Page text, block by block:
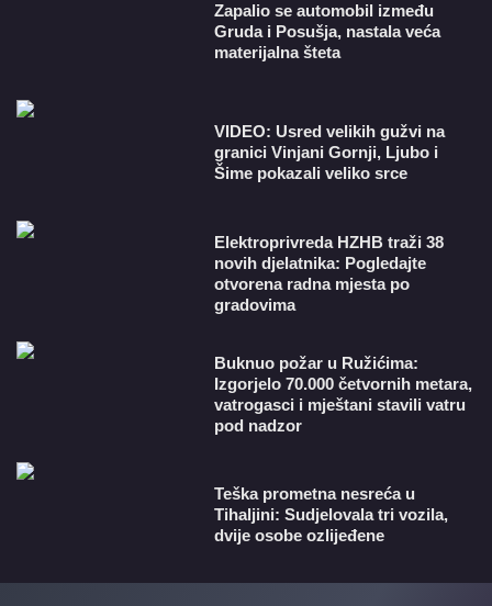
Zapalio se automobil između
Gruda i Posušja, nastala veća
materijalna šteta
VIDEO: Usred velikih gužvi na
granici Vinjani Gornji, Ljubo i
Šime pokazali veliko srce
​Elektroprivreda HZHB traži 38
novih djelatnika: Pogledajte
otvorena radna mjesta po
gradovima
Buknuo požar u Ružićima:
Izgorjelo 70.000 četvornih metara,
vatrogasci i mještani stavili vatru
pod nadzor
Teška prometna nesreća u
Tihaljini: Sudjelovala tri vozila,
dvije osobe ozlijeđene